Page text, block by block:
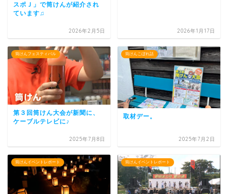
スポＪ」で筒けんが紹介され
ています♫
2026年2月5日 2026年1月17日
筒けんフェスティバル
第３回筒けん大会が新聞に、
ケーブルテレビに♪
2025年7月8日
筒けんこぼれ話
取材デー。
2025年7月2日
筒けんイベントレポート 筒けんイベントレポート